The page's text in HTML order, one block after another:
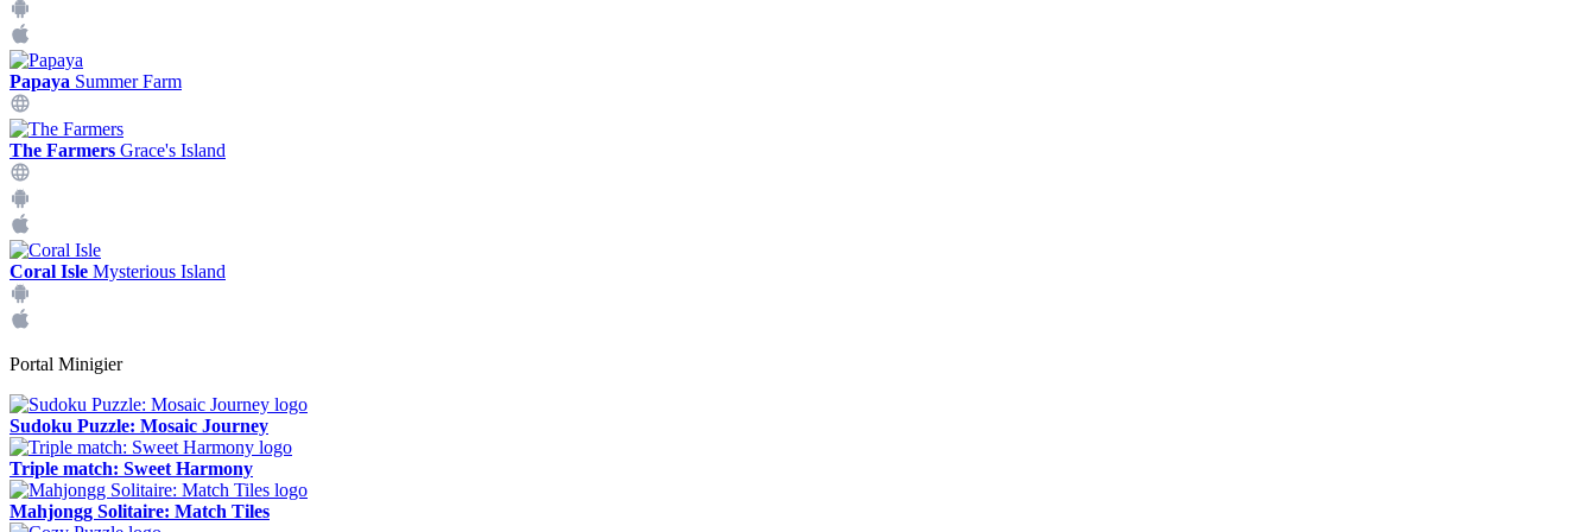
Papaya Summer Farm
The Farmers Grace's Island
Coral Isle Mysterious Island
Portal Minigier
Sudoku Puzzle: Mosaic Journey
Triple match: Sweet Harmony
Mahjongg Solitaire: Match Tiles